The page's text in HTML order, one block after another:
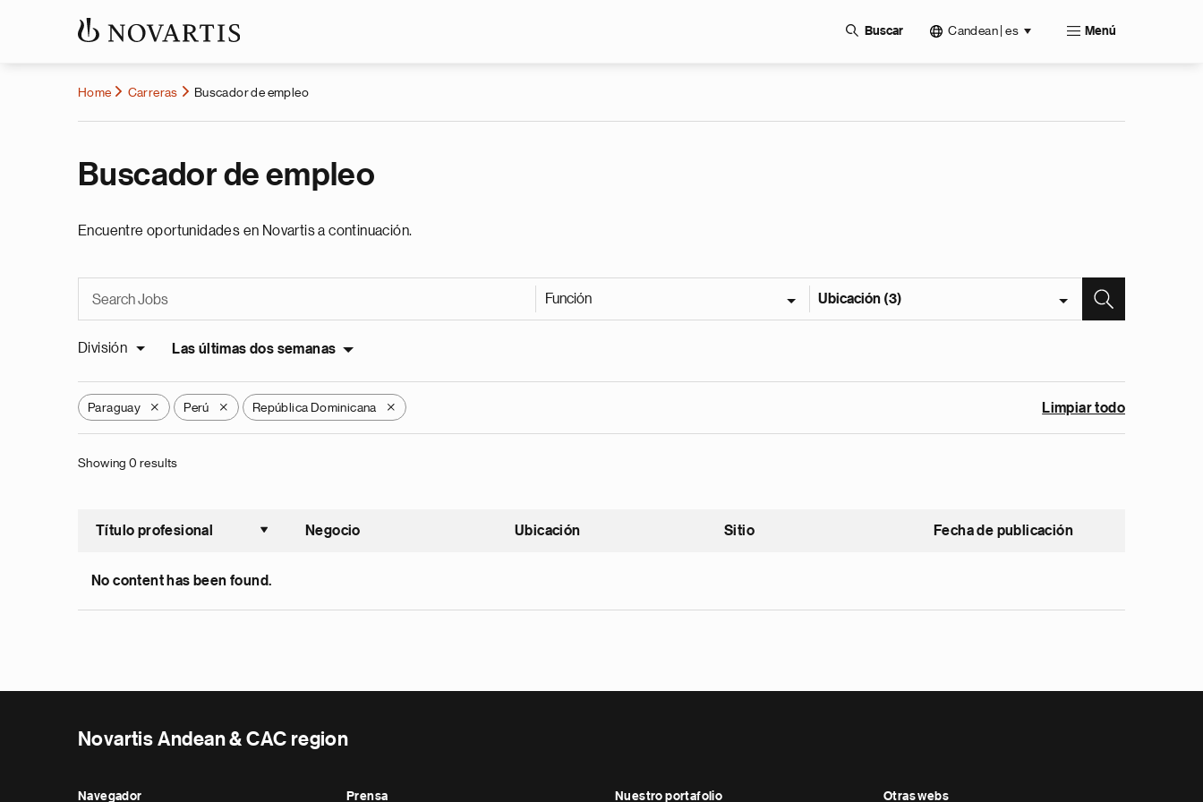
Buscar Candean | es Menú
Home Carreras Buscador de empleo
Buscador de empleo
Encuentre oportunidades en Novartis a continuación.
Función Ubicación (3)
División Las últimas dos semanas
Paraguay X Perú X República Dominicana X Limpiar todo
Showing 0 results
Título profesional
Ordenar ascendente
Negocio Ubicación Sitio Fecha de publicación
No content has been found.
Novartis Andean & CAC region
Navegador Prensa Nuestro portafolio Otras webs